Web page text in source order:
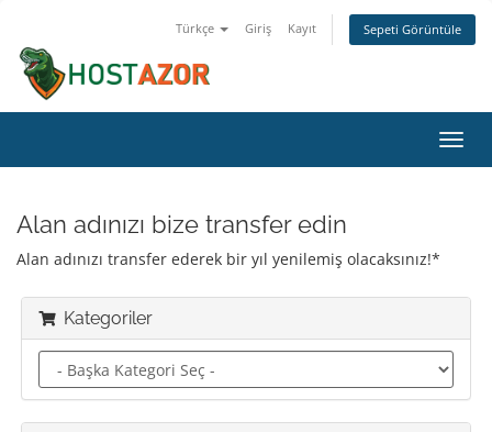
Türkçe Giriş Kayıt Sepeti Görüntüle
Alan adınızı bize transfer edin
Alan adınızı transfer ederek bir yıl yenilemiş olacaksınız!*
Kategoriler